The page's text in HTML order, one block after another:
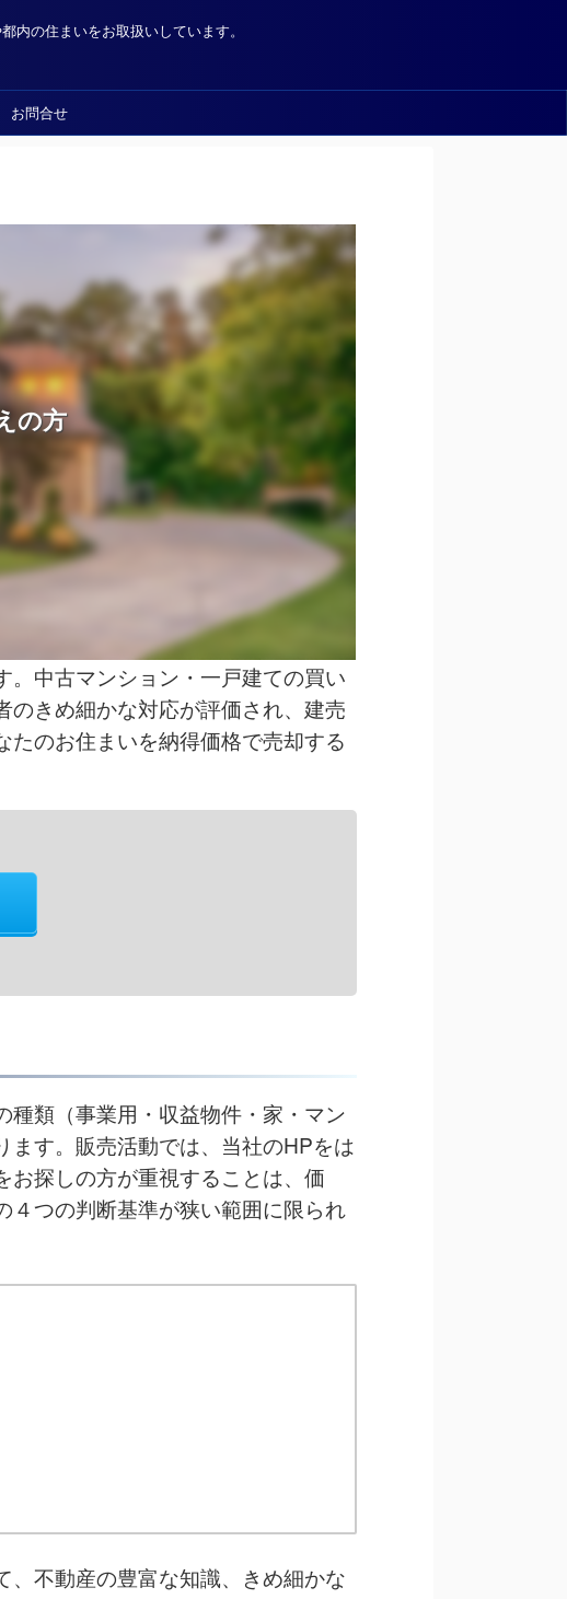
内の住まいをお取扱いしています。
お問合せ
の方
中古マンション・一戸建ての買い
きめ細かな対応が評価され、建売
のお住まいを納得価格で売却する
類（事業用・収益物件・家・マン
ます。販売活動では、当社のHPをは
お探しの方が重視することは、価
４つの判断基準が狭い範囲に限られ
不動産の豊富な知識、きめ細かな